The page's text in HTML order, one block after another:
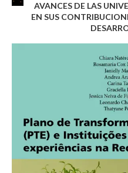
AVANCES DE LAS
EN SUS